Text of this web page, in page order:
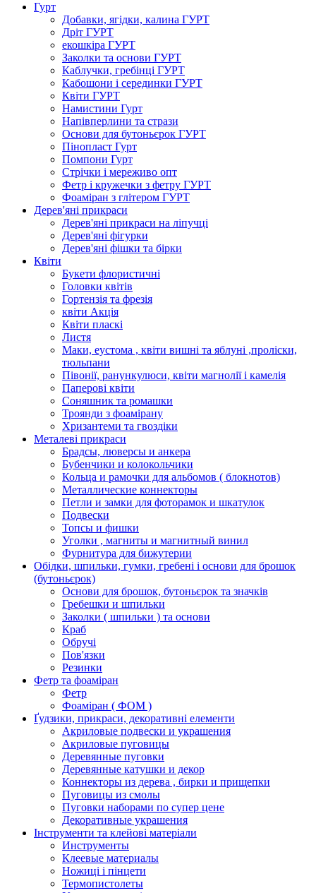
Гурт
Добавки, ягідки, калина ГУРТ
Дріт ГУРТ
екошкіра ГУРТ
Заколки та основи ГУРТ
Каблучки, гребінці ГУРТ
Кабошони і серединки ГУРТ
Квіти ГУРТ
Намистини Гурт
Напівперлини та стрази
Основи для бутоньєрок ГУРТ
Пінопласт Гурт
Помпони Гурт
Стрічки і мереживо опт
Фетр і кружечки з фетру ГУРТ
Фоаміран з глітером ГУРТ
Дерев'яні прикраси
Дерев'яні прикраси на ліпучці
Дерев'яні фігурки
Дерев'яні фішки та бірки
Квіти
Букети флористичні
Головки квітів
Гортензія та фрезія
квіти Акція
Квіти пласкі
Листя
Маки, еустома , квіти вишні та яблуні ,проліски,
тюльпани
Півонії, ранункулюси, квіти магнолії і камелія
Паперові квіти
Соняшник та ромашки
Троянди з фоамірану
Хризантеми та гвоздіки
Металеві прикраси
Брадсы, люверсы и анкера
Бубенчики и колокольчики
Кольца и рамочки для альбомов ( блокнотов)
Металлические коннекторы
Петли и замки для фоторамок и шкатулок
Подвески
Топсы и фишки
Уголки , магниты и магнитный винил
Фурнитура для бижутерии
Обідки, шпильки, гумки, гребені і основи для брошок
(бутоньєрок)
Основи для брошок, бутоньєрок та значків
Гребешки и шпильки
Заколки ( шпильки ) та основи
Краб
Обручі
Пов'язки
Резинки
Фетр та фоаміран
Фетр
Фоаміран ( ФОМ )
Ґудзики, прикраси, декоративні елементи
Акриловые подвески и украшения
Акриловые пуговицы
Деревянные пуговки
Деревянные катушки и декор
Коннекторы из дерева , бирки и прищепки
Пуговицы из смолы
Пуговки наборами по супер цене
Декоративные украшения
Інструменти та клейові матеріали
Инструменты
Клеевые материалы
Ножиці і пінцети
Термопистолеты